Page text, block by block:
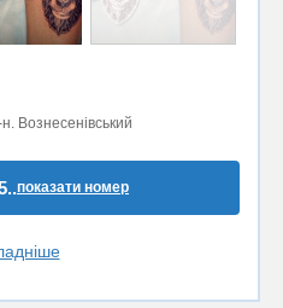
Вознесенівський
показати номер